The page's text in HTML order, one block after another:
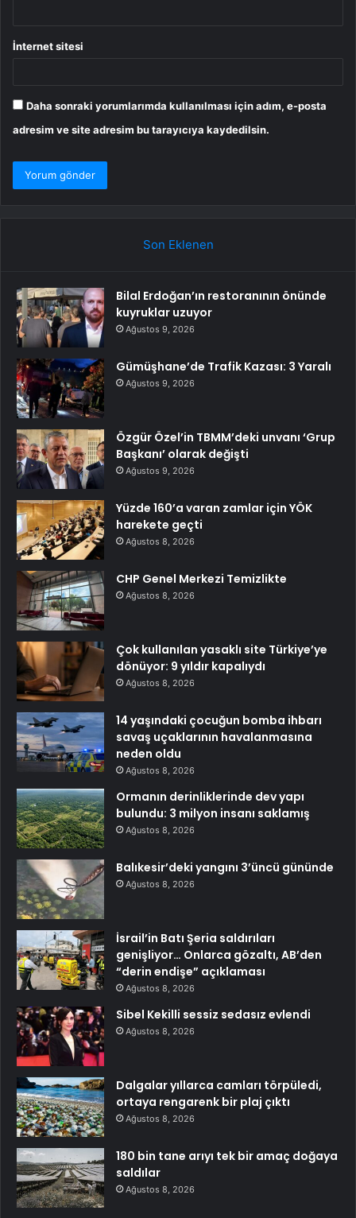
İnternet sitesi
Daha sonraki yorumlarımda kullanılması için adım, e-posta
adresim ve site adresim bu tarayıcıya kaydedilsin.
Son Eklenen
Bilal Erdoğan’ın restoranının önünde
kuyruklar uzuyor
Ağustos 9, 2026
Gümüşhane’de Trafik Kazası: 3 Yaralı
Ağustos 9, 2026
Özgür Özel’in TBMM’deki unvanı ‘Grup
Başkanı’ olarak değişti
Ağustos 9, 2026
Yüzde 160’a varan zamlar için YÖK
harekete geçti
Ağustos 8, 2026
CHP Genel Merkezi Temizlikte
Ağustos 8, 2026
Çok kullanılan yasaklı site Türkiye’ye
dönüyor: 9 yıldır kapalıydı
Ağustos 8, 2026
14 yaşındaki çocuğun bomba ihbarı
savaş uçaklarının havalanmasına
neden oldu
Ağustos 8, 2026
Ormanın derinliklerinde dev yapı
bulundu: 3 milyon insanı saklamış
Ağustos 8, 2026
Balıkesir’deki yangını 3’üncü gününde
Ağustos 8, 2026
İsrail’in Batı Şeria saldırıları
genişliyor… Onlarca gözaltı, AB’den
“derin endişe” açıklaması
Ağustos 8, 2026
Sibel Kekilli sessiz sedasız evlendi
Ağustos 8, 2026
Dalgalar yıllarca camları törpüledi,
ortaya rengarenk bir plaj çıktı
Ağustos 8, 2026
180 bin tane arıyı tek bir amaç doğaya
saldılar
Ağustos 8, 2026